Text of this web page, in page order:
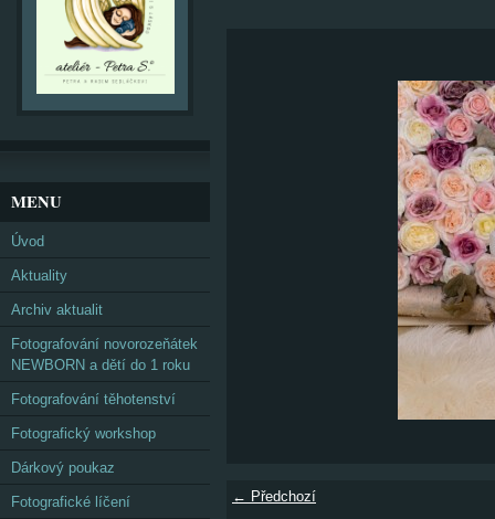
← Předchozí
MENU
Úvod
Aktuality
Archiv aktualit
Fotografování novorozeňátek
NEWBORN a dětí do 1 roku
Fotografování těhotenství
Fotografický workshop
Dárkový poukaz
Fotografické líčení